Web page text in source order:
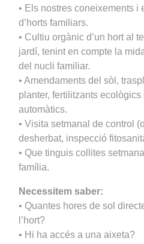
• Els nostres coneixements i
d’horts familiars.
• Cultiu orgànic d’un hort al
jardí, tenint en compte la
del nucli familiar.
• Amendaments del sòl,
planter, fertilitzants ecològics
automàtics.
• Visita setmanal de control
desherbat, inspecció
• Que tinguis collites
família.
Necessitem saber:
• Quantes hores de sol
l’hort?
• Hi ha accés a una aixeta?